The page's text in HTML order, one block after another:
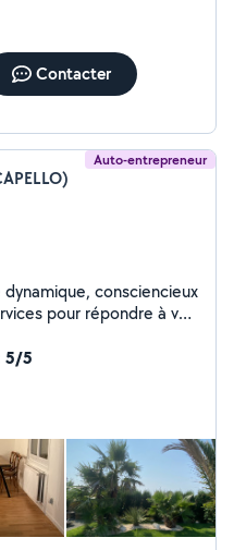
Contacter
Auto-entrepreneur
consciencieux
pour répondre à vos
l'expérience et une
je m'engage à fournir
professionnalisme et
à vos besoins.
discuter de vos
peux vous aider à les
C
5/5